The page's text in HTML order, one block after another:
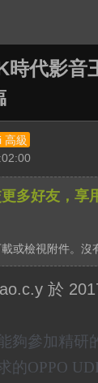
高畫質多媒體
時代影音
高級
多好友，享
或檢視附件。沒
於
夠參加精研
的OPPO